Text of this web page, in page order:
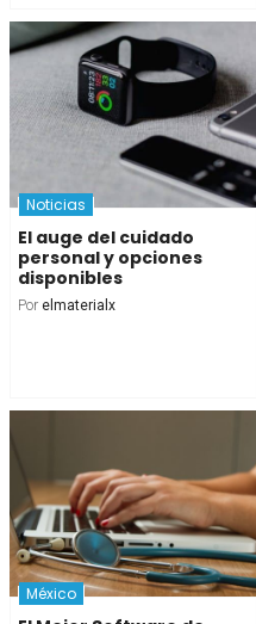
Noticias
El auge del cuidado
personal y opciones
disponibles
Por elmaterialx
México